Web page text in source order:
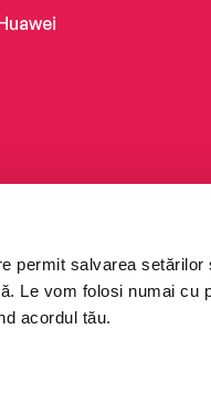
permit salvarea setărilor
Le vom folosi numai cu
acordul tău.